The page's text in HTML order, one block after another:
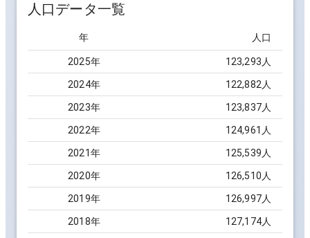
人口データ一覧
年 人口
2025年 123,293 人
2024年 122,882 人
2023年 123,837人
2022年 124,961 人
2021年 125,539 人
2020年 126,510 人
2019年 126,997人
2018年 127,174人